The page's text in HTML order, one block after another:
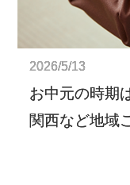
2026/5/13
お中元の時期
関西など地域